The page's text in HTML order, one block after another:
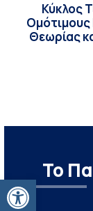
Ανοίξτε τη γραμμή
Κύκλος
Ομότιμους
Θεωρίας
Το